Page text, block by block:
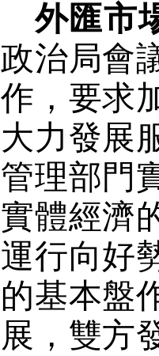
外匯市
政治局會
作，要求
大力發展
管理部門
實體經濟
運行向好
的基本盤
展，雙方